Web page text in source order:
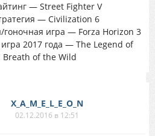
— Street Fighter V
— Civilization 6
гоночная игра — Forza Horizon 3
2017 года — The Legend of
Breath of the Wild
X_A_M_E_L_E_O_N
02.12.2016 в 12:51